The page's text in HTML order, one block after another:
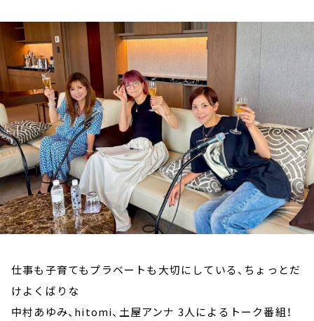
トピックス
TBS Podcast
お知らせ
イベント・グッズ
YouTube
会社情報
仕事も子育てもプラベートも大切にしている、ちょっとだ
けよくばりな
中村あゆみ、hitomi、土屋アンナ 3人によるトーク番組！